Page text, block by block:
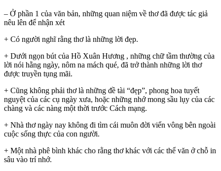
– Ở phần 1 của văn bản, những quan niệm về thơ đã được tác giả
nêu lên để nhận xét
+ Có người nghĩ rằng thơ là những lời đẹp.
+ Dưới ngọn bút của Hồ Xuân Hương , những chữ tầm thường của
lời nói hằng ngày, nôm na mách qué, đã trở thành những lời thơ
được truyền tụng mãi.
+ Cũng không phải thơ là những đề tài “đẹp”, phong hoa tuyết
nguyệt của các cụ ngày xưa, hoặc những nhớ mong sầu lụy của các
chàng và các nàng một thời trước Cách mạng.
+ Nhà thơ ngày nay không đi tìm cái muôn đời viển vông bên ngoài
cuộc sống thực của con người.
+ Một nhà phê bình khác cho rằng thơ khác với các thể văn ở chỗ in
sâu vào trí nhớ.